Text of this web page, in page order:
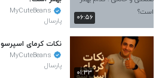
۰۶:۵۶
MyCuteBeans
پارسال
۰۱:۳۳
نکات کرمای اسپرسو
MyCuteBeans
پارسال